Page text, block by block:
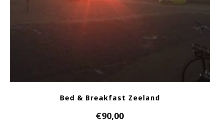
Bed & Breakfast Zeeland
€90,00